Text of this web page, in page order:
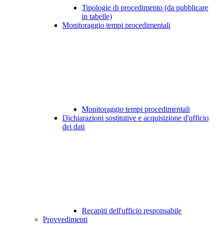
Tipologie di procedimento (da pubblicare
in tabelle)
Monitoraggio tempi procedimentali
Monitoraggio tempi procedimentali
Dichiarazioni sostitutive e acquisizione d'ufficio
dei dati
Recapiti dell'ufficio responsabile
Provvedimenti